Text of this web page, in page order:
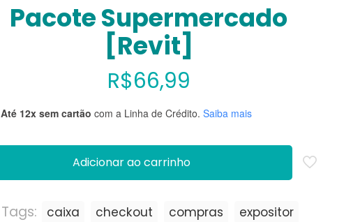
Pacote Supermercado
[Revit]
R$66,99
Até 12x sem cartão com a Linha de Crédito. Saiba mais
Adicionar ao carrinho
Tags: caixa checkout compras
expositor